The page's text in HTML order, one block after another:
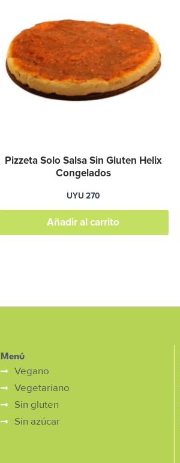
Pizzeta Solo Salsa Sin Gluten Helix
Congelados
UYU 270
Añadir al carrito
Menú
Vegano
Vegetariano
Sin gluten
Sin azúcar